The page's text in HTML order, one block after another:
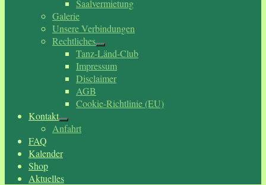
Saalvermietung
Galerie
Unsere Verbindungen
Rechtliches
Tanz-Länd-Club
Impressum
Disclaimer
AGB
Cookie-Richtlinie (EU)
Kontakt
Anfahrt
FAQ
Kalender
Shop
Aktuelles